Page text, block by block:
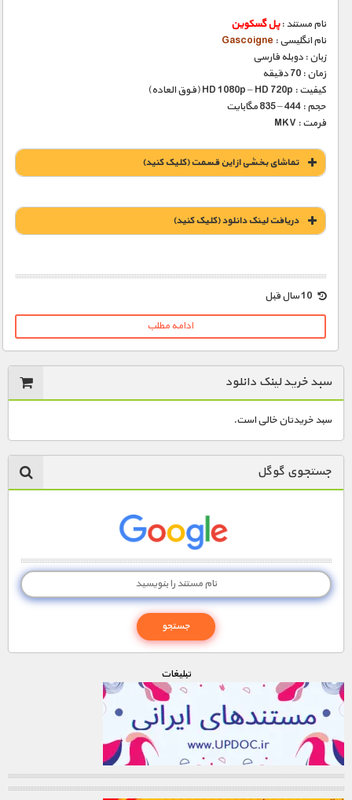
نام مستند :پل گسکوین
نام انگلیسی : Gascoigne
زبان : دوبله فارسی
زمان : 70 دقیقه
کیفیت : HD 1080p – HD 720p (فوق العاده)
حجم : 444 – 835 مگابایت
فرمت : MKV
تماشای بخشی از این قسمت (کلیک کنید)
دریافت لينک دانلود (کليک کنيد)
ادامه مطلب
سبد خرید لینک دانلود
سبد خریدتان خالی است.
جستجوی گوگل
تبليغات